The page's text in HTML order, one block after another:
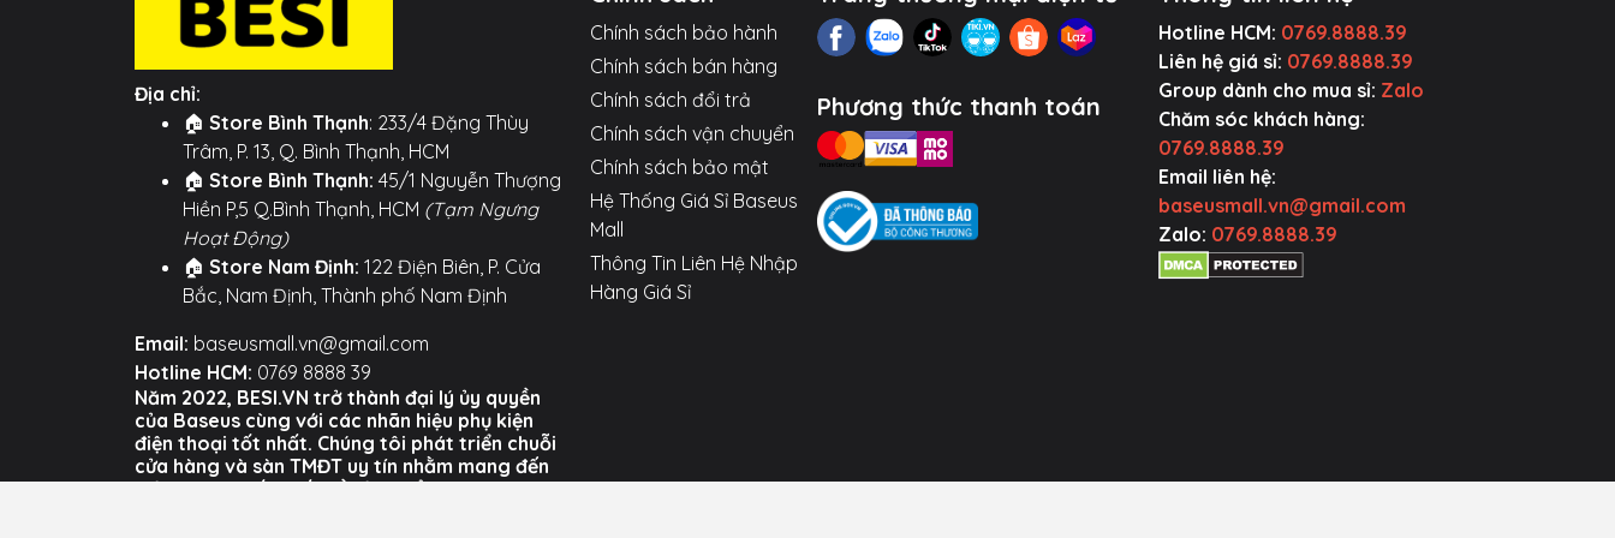
Địa chỉ:
🏠 Store Bình Thạnh: 233/4 Đặng Thùy
Trâm, P. 13, Q. Bình Thạnh, HCM
🏠 Store Bình Thạnh: 45/1 Nguyễn Thượng
Hiền P,5 Q.Bình Thạnh, HCM (Tạm Ngưng
Hoạt Động)
🏠 Store Nam Định: 122 Điện Biên, P. Cửa
Bắc, Nam Định, Thành phố Nam Định
Email: baseusmall.vn@gmail.com
Hotline HCM: 0769 8888 39
Năm 2022, BESI.VN trở thành đại lý ủy quyền
của Baseus cùng với các nhãn hiệu phụ kiện
điện thoại tốt nhất. Chúng tôi phát triển chuỗi
cửa hàng và sàn TMĐT uy tín nhằm mang đến
trải nghiệm tốt nhất về sản phẩm và dịch vụ
Chính sách bảo hành
Chính sách bán hàng
Chính sách đổi trả
Chính sách vận chuyển
Chính sách bảo mật
Hệ Thống Giá Sỉ Baseus
Mall
Thông Tin Liên Hệ Nhập
Hàng Giá Sỉ
Phương thức thanh toán
Hotline HCM: 0769.8888.39
Liên hệ giá sỉ: 0769.8888.39
Group dành cho mua sỉ: Zalo
Chăm sóc khách hàng:
0769.8888.39
Email liên hệ:
baseusmall.vn@gmail.com
Zalo: 0769.8888.39